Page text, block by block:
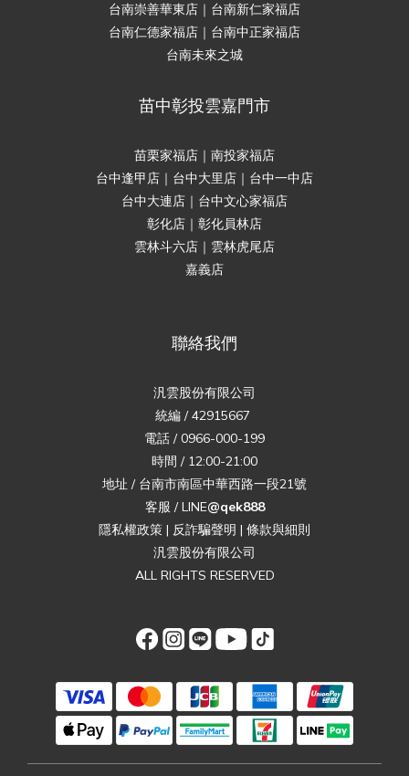
台南崇善華東店｜台南新仁家福店
台南仁德家福店｜台南中正家福店
台南未來之城
苗中彰投雲嘉門市
苗栗家福店｜南投家福店
台中逢甲店｜台中大里店｜台中一中店
台中大連店｜台中文心家福店
彰化店｜彰化員林店
雲林斗六店｜雲林虎尾店
嘉義店
聯絡我們
汎雲股份有限公司
統編 / 42915667
電話 / 0966-000-199
時間 / 12:00-21:00
地址 / 台南市南區中華西路一段21號
客服 / LINE@qek888
隱私權政策 | 反詐騙聲明 | 條款與細則
汎雲股份有限公司
ALL RIGHTS RESERVED